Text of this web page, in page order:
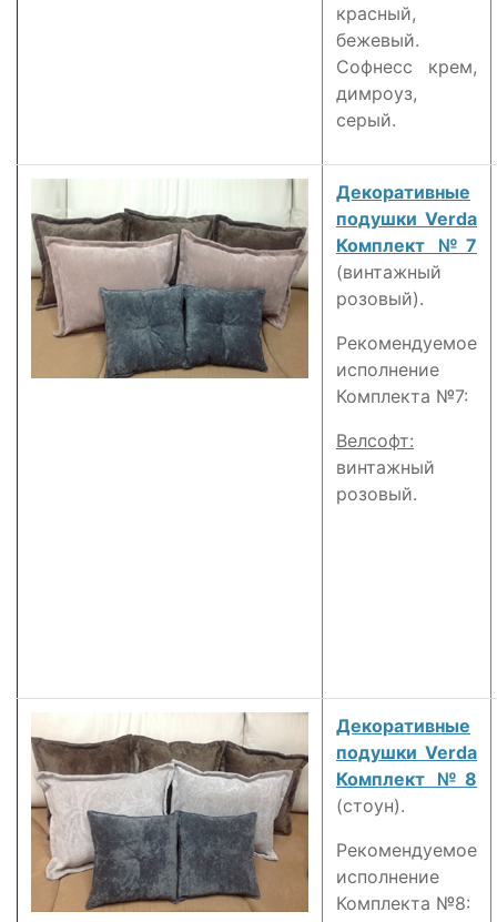
красный,
бежевый.
Софнесс крем,
димроуз,
серый.
Декоративные
подушки Verda
Комплект №7
(винтажный
розовый).
Рекомендуемое
исполнение
Комплекта №7:
Велсофт:
винтажный
розовый.
Декоративные
подушки Verda
Комплект №8
(стоун).
Рекомендуемое
исполнение
Комплекта №8: